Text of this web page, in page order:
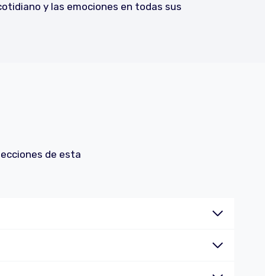
y las emociones en todas sus
de esta